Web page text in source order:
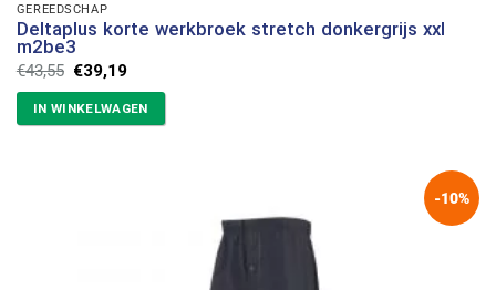
GEREEDSCHAP
Deltaplus korte werkbroek stretch donkergrijs xxl
m2be3
€43,55 Oorspronkelijke
prijs
was:
€43,55.
€39,19Huidige
is:
€39,19.
IN WINKELWAGEN
-10%